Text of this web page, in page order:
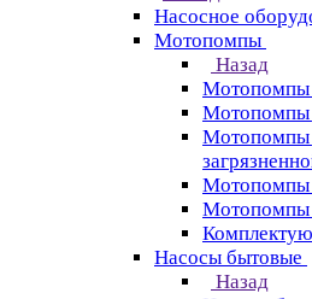
Насосное
Мотопомпы
Назад
Мотопомпы
Мотопомпы
Мотопомпы
Мотопомпы
Мотопомпы
Насосы бытовые
Назад